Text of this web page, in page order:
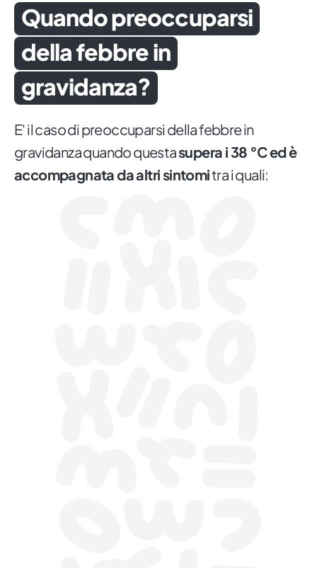
Quando preoccuparsi
della febbre in
gravidanza?
E' il caso di preoccuparsi della febbre in
gravidanza quando questasupera i 38 °C ed è
accompagnata da altri sintomitra i quali: